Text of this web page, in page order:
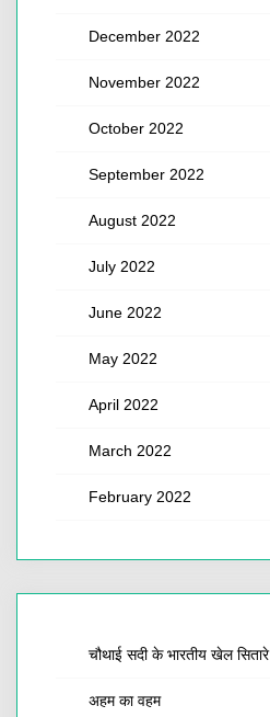
December 2022
November 2022
October 2022
September 2022
August 2022
July 2022
June 2022
May 2022
April 2022
March 2022
February 2022
चौथाई सदी के भारतीय खेल सितारे
अहम का वहम